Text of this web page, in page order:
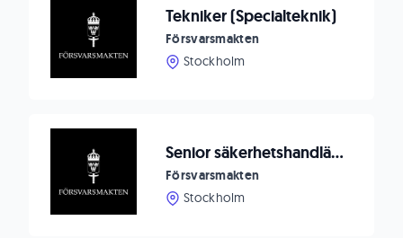
Tekniker (Specialteknik)
Försvarsmakten
Stockholm
Senior säkerhetshandläggare
Försvarsmakten
Stockholm